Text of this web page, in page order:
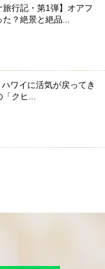
旅行記・第1弾】オアフ
？絶景と絶品...
ハワイに活気が戻ってき
クヒ...